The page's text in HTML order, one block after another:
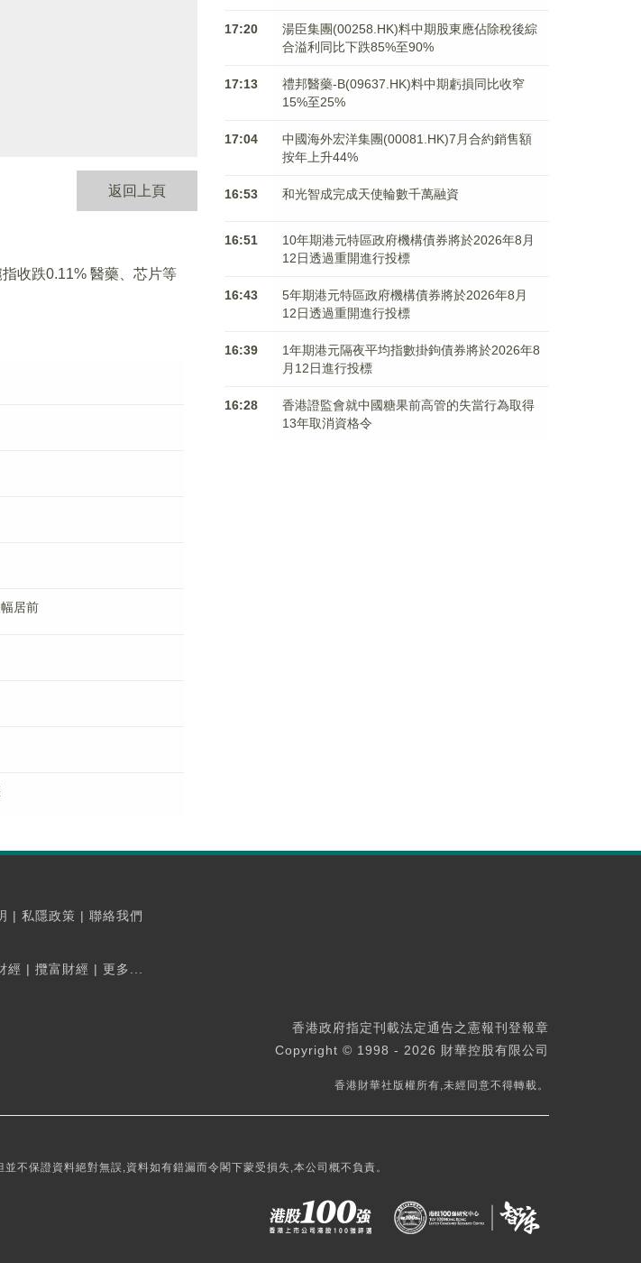
返回上頁
收跌0.11% 醫藥、芯片等
居前
17:20
湯臣集團(00258.HK)料中期股東應佔除稅後綜
合溢利同比下跌85%至90%
17:13
禮邦醫藥-B(09637.HK)料中期虧損同比收窄
15%至25%
17:04
中國海外宏洋集團(00081.HK)7月合約銷售額
按年上升44%
16:53 和光智成完成天使輪數千萬融資
16:51
10年期港元特區政府機構債券將於2026年8月
12日透過重開進行投標
16:43
5年期港元特區政府機構債券將於2026年8月
12日透過重開進行投標
16:39
1年期港元隔夜平均指數掛鉤債券將於2026年8
月12日進行投標
16:28
香港證監會就中國糖果前高管的失當行為取得
13年取消資格令
| 私隱政策 | 聯絡我們
經 | 攬富財經 | 更多...
香港政府指定刊載法定通告之憲報刊登報章
Copyright © 1998 - 2026 財華控股有限公司
香港財華社版權所有,未經同意不得轉載。
不保證資料絕對無誤,資料如有錯漏而令閣下蒙受損失,本公司概不負責。